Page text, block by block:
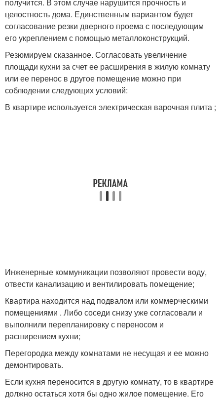
целостность дома. Единственным вариантом будет
согласование резки дверного проема с последующим
его укреплением с помощью металлоконструкций.
Резюмируем сказанное. Согласовать увеличение
площади кухни за счет ее расширения в жилую комнату
или ее перенос в другое помещение можно при
соблюдении следующих условий:
В квартире используется электрическая варочная плита ;
Инженерные коммуникации позволяют провести воду,
отвести канализацию и вентилировать помещение;
Квартира находится над подвалом или коммерческими
помещениями . Либо соседи снизу уже согласовали и
выполнили перепланировку с переносом и
расширением кухни;
Перегородка между комнатами не несущая и ее можно
демонтировать.
Если кухня переносится в другую комнату, то в квартире
должно остаться хотя бы одно жилое помещение. Его